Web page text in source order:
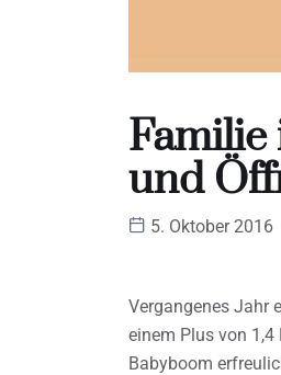
und
5. Oktober 2016
Vergangenes Jahr
einem Plus von 1,4
Babyboom